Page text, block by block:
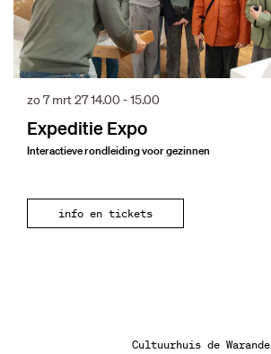
Expeditie Expo
Interactieve rondleiding voor gezinnen
zo 7 mrt 2714.00 - 15.00
info en tickets
Cultuurhuis de Warande